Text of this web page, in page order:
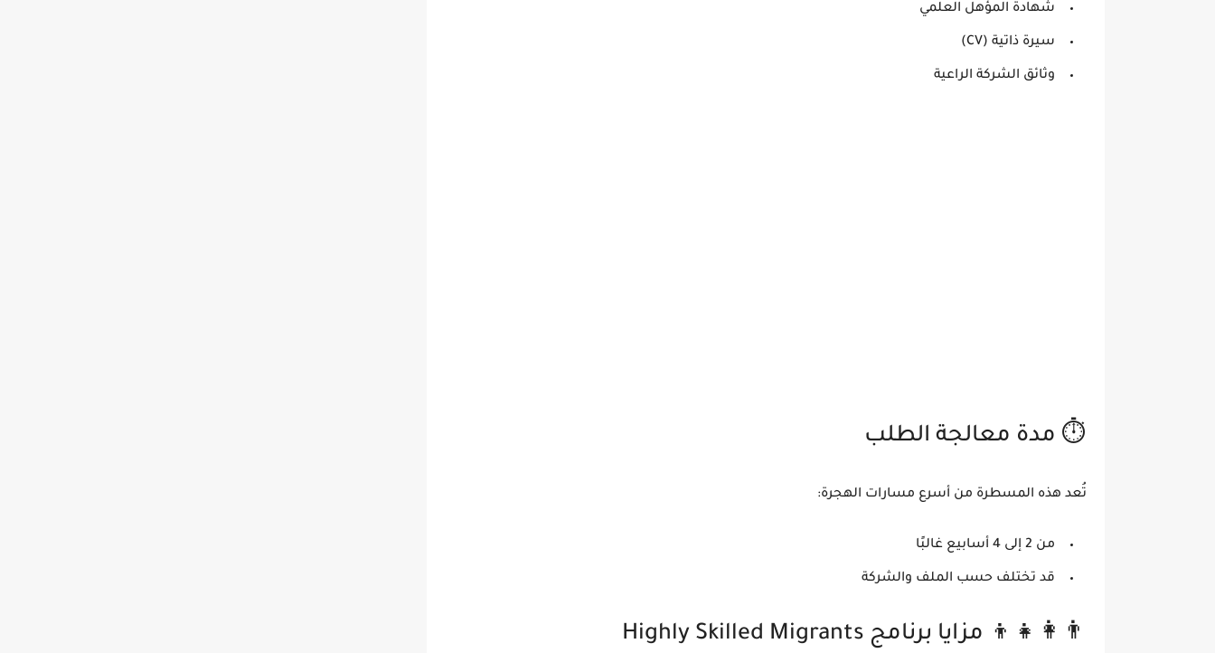
شهادة المؤهل العلمي
سيرة ذاتية (CV)
وثائق الشركة الراعية
⏱️ مدة معالجة الطلب
تُعد هذه المسطرة من أسرع مسارات الهجرة:
من 2 إلى 4 أسابيع غالبًا
قد تختلف حسب الملف والشركة
👨‍👩‍👧‍👦 مزايا برنامج Highly Skilled Migrants